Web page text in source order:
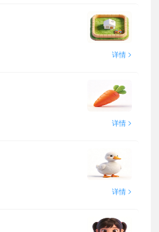
详情 >
详情 >
详情 >